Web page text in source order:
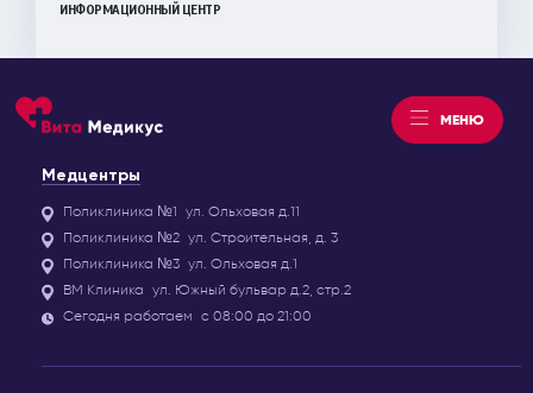
ИНФОРМАЦИОННЫЙ ЦЕНТР
МЕНЮ
Медцентры
Поликлиника №1 ул. Ольховая д.11
Поликлиника №2 ул. Строительная, д. 3
Поликлиника №3 ул. Ольховая д.1
ВМ Клиника ул. Южный бульвар д.2, стр.2
Сегодня работаем с 08:00 до 21:00